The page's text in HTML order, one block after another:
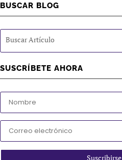
BUSCAR BLOG
SUSCRÍBETE AHORA
Suscribirse